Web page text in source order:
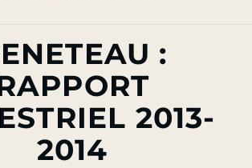
:
2013-
2014